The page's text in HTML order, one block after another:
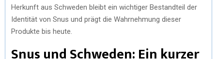
Herkunft aus Schweden bleibt ein wichtiger Bestandteil der
Identität von Snus und prägt die Wahrnehmung dieser
Produkte bis heute.
Snus und Schweden: Ein kurzer